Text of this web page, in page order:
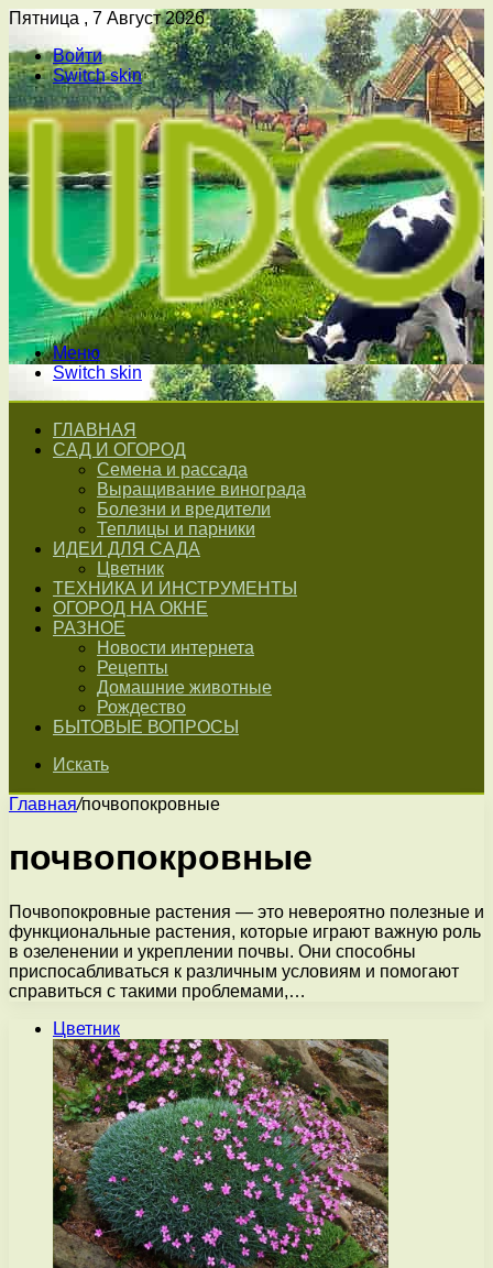
Пятница , 7 Август 2026
Войти
Switch skin
Меню
Switch skin
ГЛАВНАЯ
САД И ОГОРОД
Семена и рассада
Выращивание винограда
Болезни и вредители
Теплицы и парники
ИДЕИ ДЛЯ САДА
Цветник
ТЕХНИКА И ИНСТРУМЕНТЫ
ОГОРОД НА ОКНЕ
РАЗНОЕ
Новости интернета
Рецепты
Домашние животные
Рождество
БЫТОВЫЕ ВОПРОСЫ
Искать
Главная/почвопокровные
почвопокровные
Почвопокровные растения — это невероятно полезные и
функциональные растения, которые играют важную роль
в озеленении и укреплении почвы. Они способны
приспосабливаться к различным условиям и помогают
справиться с такими проблемами,…
Цветник